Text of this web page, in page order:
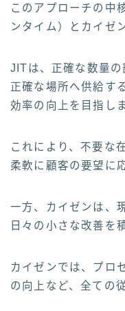
このアプローチの中
ンタイム）とカイゼ
JITは、正確な数量の
正確な場所へ供給す
効率の向上を目指しま
これにより、不要な
柔軟に顧客の要望に
一方、カイゼンは、
日々の小さな改善を
カイゼンでは、プロ
の向上など、全ての